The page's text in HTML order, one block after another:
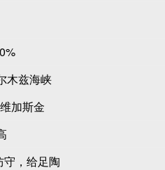
木兹海峡
加斯金
，给足陶